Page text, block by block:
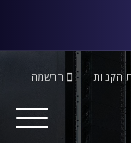
הקניות הרשמה
Toggle